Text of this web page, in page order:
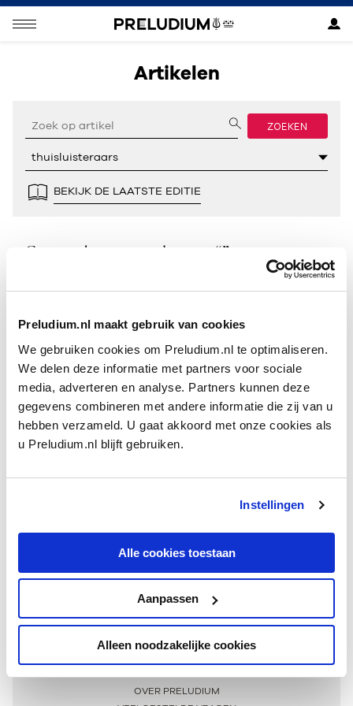
Preludium.nl maakt gebruik van cookies
We gebruiken cookies om Preludium.nl te optimaliseren.
We delen deze informatie met partners voor sociale
media, adverteren en analyse. Partners kunnen deze
gegevens combineren met andere informatie die zij van u
hebben verzameld. U gaat akkoord met onze cookies als
u Preludium.nl blijft gebruiken.
Instellingen
Alle cookies toestaan
Aanpassen
Alleen noodzakelijke cookies
Artikelen
ZOEKEN
BEKIJK DE LAATSTE EDITIE
Geen resultaten gevonden voor “”.
Meer informatie
OVER PRELUDIUM